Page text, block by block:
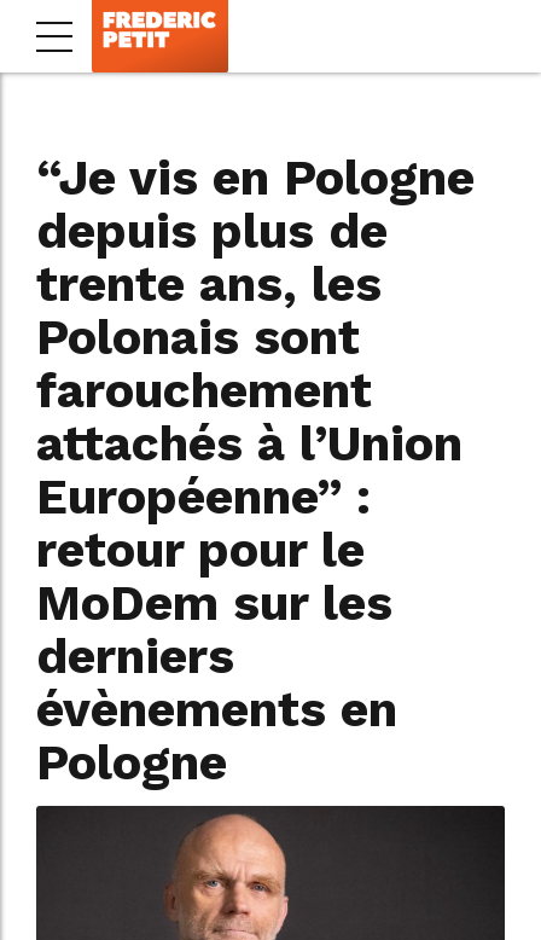
“Je vis en Pologne
depuis plus de
trente ans, les
Polonais sont
farouchement
attachés à l’Union
Européenne” :
retour pour le
MoDem sur les
derniers
évènements en
Pologne